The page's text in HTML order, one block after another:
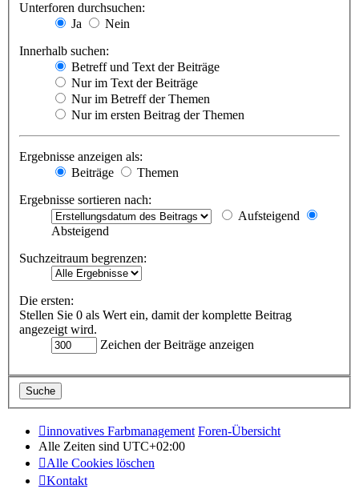
Unterforen durchsuchen:
Ja
Nein
Innerhalb suchen:
Betreff und Text der Beiträge
Nur im Text der Beiträge
Nur im Betreff der Themen
Nur im ersten Beitrag der Themen
Ergebnisse anzeigen als:
Beiträge
Themen
Ergebnisse sortieren nach:
Aufsteigend
Absteigend
Suchzeitraum begrenzen:
Die ersten:
Stellen Sie 0 als Wert ein, damit der komplette Beitrag
angezeigt wird.
Zeichen der Beiträge anzeigen
innovatives Farbmanagement Foren-Übersicht
Alle Zeiten sind UTC+02:00
Alle Cookies löschen
Kontakt